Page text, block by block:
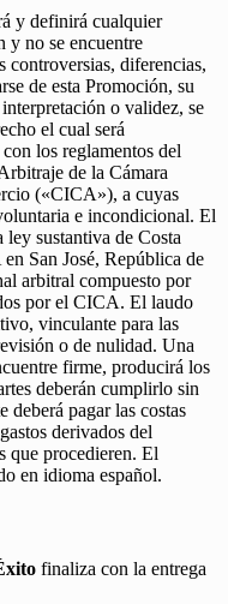
y definirá cualquier
y no se encuentre
controversias, diferencias,
de esta Promoción, su
o validez, se
el cual será
los reglamentos del
de la Cámara
(«CICA»), a cuyas
e incondicional. El
sustantiva de Costa
San José, República de
arbitral compuesto por
por el CICA. El laudo
vinculante para las
o de nulidad. Una
firme, producirá los
deberán cumplirlo sin
deberá pagar las costas
derivados del
que procedieren. El
en idioma español.
finaliza con la entrega